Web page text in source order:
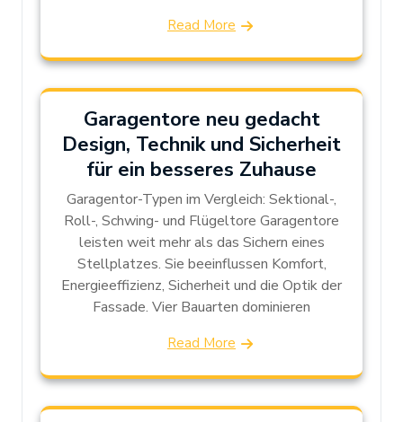
Read More
Garagentore neu gedacht
Design, Technik und Sicherheit
für ein besseres Zuhause
Garagentor-Typen im Vergleich: Sektional-,
Roll-, Schwing- und Flügeltore Garagentore
leisten weit mehr als das Sichern eines
Stellplatzes. Sie beeinflussen Komfort,
Energieeffizienz, Sicherheit und die Optik der
Fassade. Vier Bauarten dominieren
Read More